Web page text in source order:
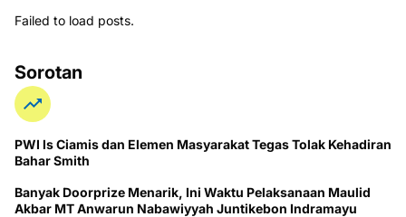
Failed to load posts.
Sorotan
PWI ls Ciamis dan Elemen Masyarakat Tegas Tolak Kehadiran
Bahar Smith
Banyak Doorprize Menarik, Ini Waktu Pelaksanaan Maulid
Akbar MT Anwarun Nabawiyyah Juntikebon Indramayu